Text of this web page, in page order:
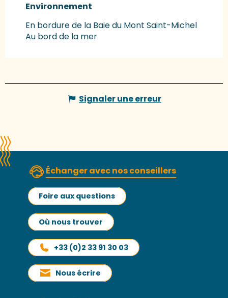
Environnement
Environnement
En bordure de la Baie du Mont Saint-Michel
Au bord de la mer
Signaler une erreur
Échanger avec nos conseillers
Foire aux questions
Où nous trouver
+33 (0)2 33 91 30 03
Nous écrire